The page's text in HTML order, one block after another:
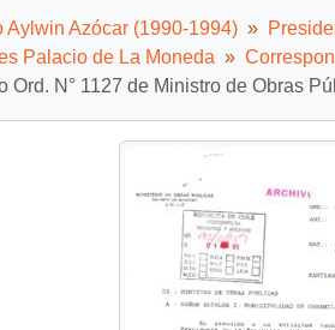
Aylwin Azócar (1990-1994)
Palacio de La Moneda
Ord. N° 1127 de Ministro de Obras